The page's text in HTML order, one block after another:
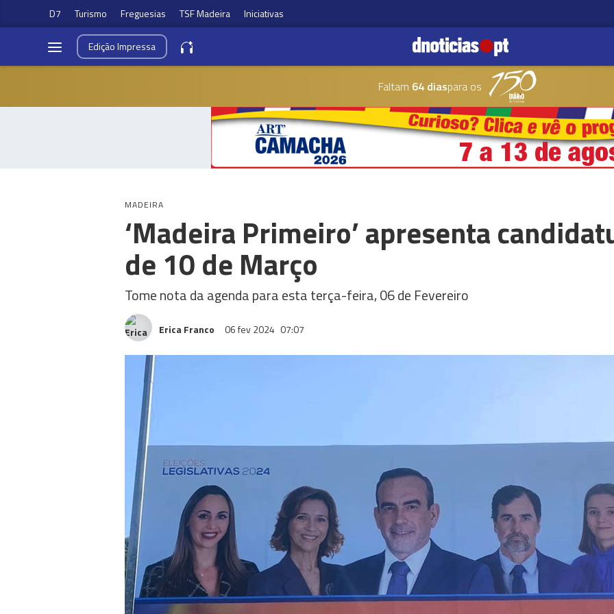
D7 Turismo Freguesias TSF Madeira Iniciativas
EdiçãoImpressa
Faltam 64 diaspara os
MADEIRA
‘Madeira Primeiro’ apresenta
de 10 de Março
Tome nota da agenda para esta terça-feira, 06 de Fevereiro
Erica Franco 06 fev 2024 07:07